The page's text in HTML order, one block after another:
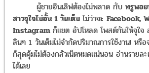
ผู้ชายอินเลิฟต้องไม่พลาด กับ ทรูพอย
สาวจุใจไม่อั้น 1 วันเต็มไม่ว่าจะ Facebook,
Instagram ก็แชต อัปโหลด โพสต์กันให้จุใจ
ลินๆ 1 วันเต็มไม่จำกัดปริมาณการใช้งาน! หรื
ก็สุดคุ้มไม่ต้องกลัวเน็ตหมดแน่นอน อ่านรายล
ได้เลย